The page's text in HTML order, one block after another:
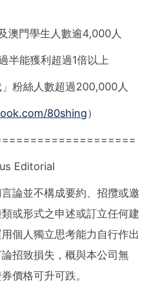
澳門學生人數逾4,000人
半能獲利超過1倍以上
粉絲人數超過200,000人
80shing）
Editorial
論並不構成要約、招攬或邀
或形式之申述或訂立任何建
個人獨立思考能力自行作出
招致損失，概與本公司無
價格可升可跌。